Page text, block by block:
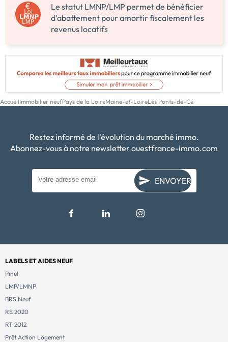
Le statut LMNP/LMP permet de bénéficier
d'abattement pour amortir fiscalement les
revenus locatifs
AccueilImmobilier neufPays de la LoireMaine-et-LoireLes Ponts-de-Cé
Restez informé de l'évolution du marché immo.
Abonnez-vous à notre newsletter ouestfrance-immo.com
ENVOYER
LABELS ET AIDES NEUF
Pinel
LMP/LMNP
BRS Neuf
RE 2020
RT 2012
Prêt Action Logement